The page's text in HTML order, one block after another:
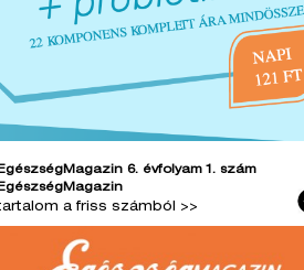
EgészségMagazin 6. évfolyam 1. szám
EgészségMagazin
a friss számból >>